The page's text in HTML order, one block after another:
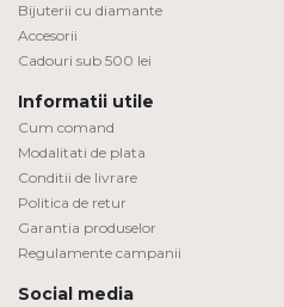
Bijuterii cu diamante
Accesorii
Cadouri sub 500 lei
Informatii utile
Cum comand
Modalitati de plata
Conditii de livrare
Politica de retur
Garantia produselor
Regulamente campanii
Social media